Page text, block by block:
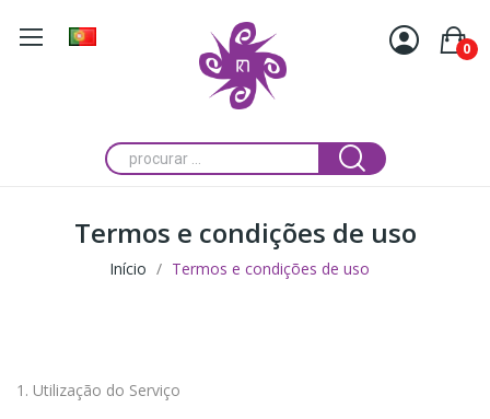
0
Termos e condições de uso
Início Termos e condições de uso
1. Utilização do Serviço